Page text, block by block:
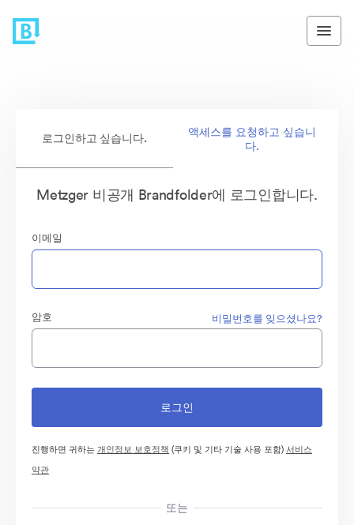
로그인하고 싶습니다.
액세스를 요청하고 싶습니
다.
Metzger 비공개 Brandfolder에 로그인합니다.
이메일
암호 비밀번호를 잊으셨나요?
진행하면 귀하는개인정보 보호정책 (쿠키 및 기타 기술 사용 포함)서비스
약관
또는